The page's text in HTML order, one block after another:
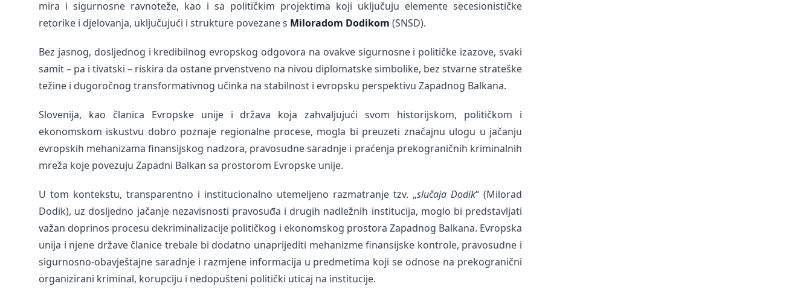
mira i sigurnosne ravnoteže, kao i sa političkim projektima koji uključuju elemente secesionističke
retorike i djelovanja, uključujući i strukture povezane s Miloradom Dodikom (SNSD).
Bez jasnog, dosljednog i kredibilnog evropskog odgovora na ovakve sigurnosne i političke izazove, svaki
samit – pa i tivatski – riskira da ostane prvenstveno na nivou diplomatske simbolike, bez stvarne strateške
težine i dugoročnog transformativnog učinka na stabilnost i evropsku perspektivu Zapadnog Balkana.
Slovenija, kao članica Evropske unije i država koja zahvaljujući svom historijskom, političkom i
ekonomskom iskustvu dobro poznaje regionalne procese, mogla bi preuzeti značajnu ulogu u jačanju
evropskih mehanizama finansijskog nadzora, pravosudne saradnje i praćenja prekograničnih kriminalnih
mreža koje povezuju Zapadni Balkan sa prostorom Evropske unije.
U tom kontekstu, transparentno i institucionalno utemeljeno razmatranje tzv. „slučaja Dodik“ (Milorad
Dodik), uz dosljedno jačanje nezavisnosti pravosuđa i drugih nadležnih institucija, moglo bi predstavljati
važan doprinos procesu dekriminalizacije političkog i ekonomskog prostora Zapadnog Balkana. Evropska
unija i njene države članice trebale bi dodatno unaprijediti mehanizme finansijske kontrole, pravosudne i
sigurnosno-obavještajne saradnje i razmjene informacija u predmetima koji se odnose na prekogranični
organizirani kriminal, korupciju i nedopušteni politički uticaj na institucije.